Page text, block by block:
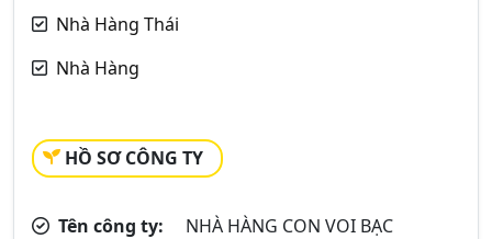
Nhà Hàng Thái
Nhà Hàng
HỒ SƠ CÔNG TY
Tên công ty: NHÀ HÀNG CON VOI BẠC